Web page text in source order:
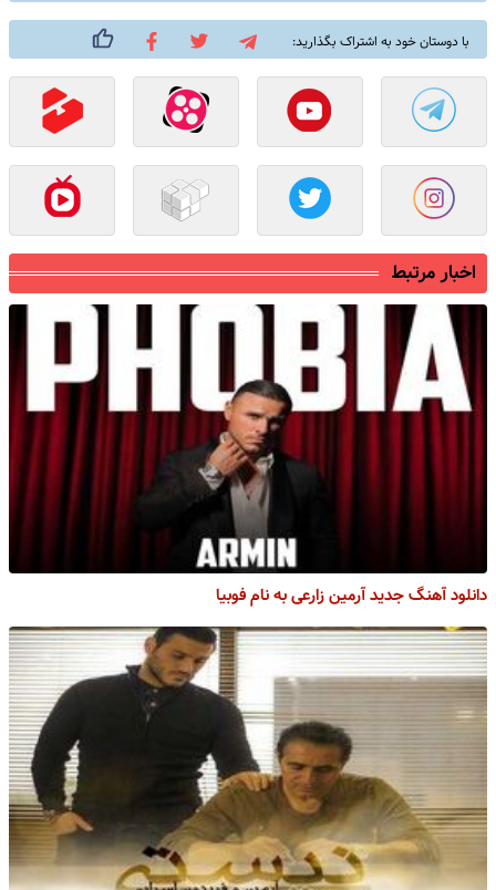
با دوستان خود به اشتراک بگذارید:
اخبار مرتبط
دانلود آهنگ جدید آرمین زارعی به نام فوبیا